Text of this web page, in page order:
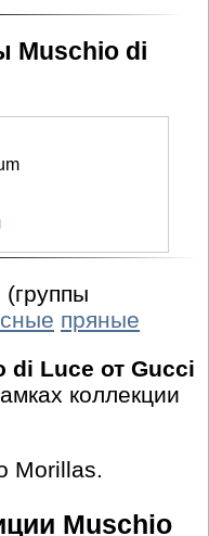
Muschio di
пряные
di Luce от Gucci
коллекции
Morillas.
Muschio